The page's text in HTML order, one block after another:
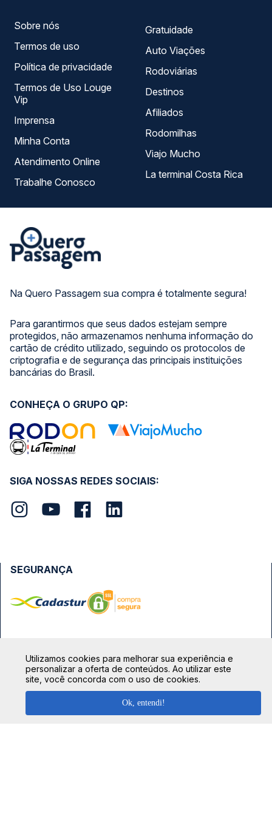
Na Quero Passagem sua compra é totalmente segura!
Para garantirmos que seus dados estejam sempre
protegidos, não armazenamos nenhuma informação do
cartão de crédito utilizado, seguindo os protocolos de
criptografia e de segurança das principais instituições
bancárias do Brasil.
Sobre nós
Termos de uso
Política de privacidade
Termos de Uso Louge
Vip
Imprensa
Minha Conta
Atendimento Online
Trabalhe Conosco
Gratuidade
Auto Viações
Rodoviárias
Destinos
Afiliados
Rodomilhas
Viajo Mucho
La terminal Costa Rica
SIGA NOSSAS REDES SOCIAIS:
CONHEÇA O GRUPO QP:
SEGURANÇA
Utilizamos cookies para melhorar sua experiência e
personalizar a oferta de conteúdos. Ao utilizar este
site, você concorda com o uso de cookies.
Ok, entendi!